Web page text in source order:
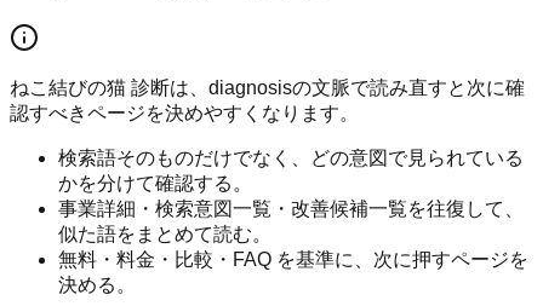
ねこ結びの猫 診断は、diagnosisの文脈で読み直すと次に確
認すべきページを決めやすくなります。
検索語そのものだけでなく、どの意図で見られている
かを分けて確認する。
事業詳細・検索意図一覧・改善候補一覧を往復して、
似た語をまとめて読む。
無料・料金・比較・FAQ を基準に、次に押すページを
決める。